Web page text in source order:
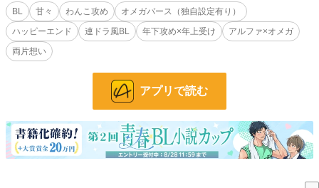
2021/07/14
本編完結から約一年ぶりに連載再開＼(^o^)／
毎週水曜日 更新‧⁺ ⊹˚.⋆
※一般的なオメガバース設定
※R 18ページにはタイトルに「※」
小説 36,404 位 / 228,747 件
BL
甘々 わんこ攻め
オメガバース（独自設定有り）
ハッピーエンド
連ドラ風BL 年下攻め×年上受け
アルファ×オメガ
両片想い
アプリで読む